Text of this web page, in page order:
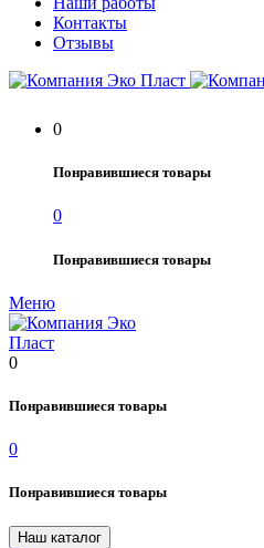
Контакты
Отзывы
0
Понравившиеся товары
0
Понравившиеся товары
Меню
0
Понравившиеся товары
0
Понравившиеся товары
Наш каталог